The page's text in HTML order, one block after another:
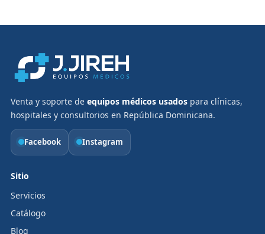
Venta y soporte de equipos médicos usadospara clínicas,
hospitales y consultorios en República Dominicana.
Facebook Instagram
Sitio
Servicios
Catálogo
Blog